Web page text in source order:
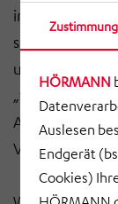
Zustimmung
HÖRMANN
Auslesen
Endgerät
Cookies)
im damaligen
sich
uns bis heute
„früher“ zu